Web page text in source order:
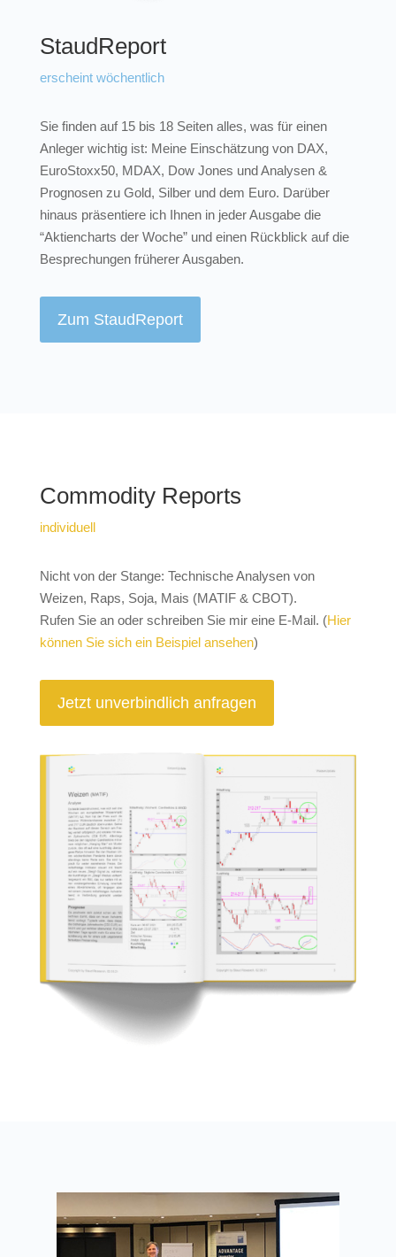
StaudReport
erscheint wöchentlich
Sie finden auf 15 bis 18 Seiten alles, was für einen
Anleger wichtig ist: Meine Einschätzung von DAX,
EuroStoxx50, MDAX, Dow Jones und Analysen &
Prognosen zu Gold, Silber und dem Euro. Darüber
hinaus präsentiere ich Ihnen in jeder Ausgabe die
“Aktiencharts der Woche” und einen Rückblick auf die
Besprechungen früherer Ausgaben.
Zum StaudReport
Commodity Reports
individuell
Nicht von der Stange: Technische Analysen von
Weizen, Raps, Soja, Mais (MATIF & CBOT).
Rufen Sie an oder schreiben Sie mir eine E-Mail. (Hier
können Sie sich ein Beispiel ansehen)
Jetzt unverbindlich anfragen